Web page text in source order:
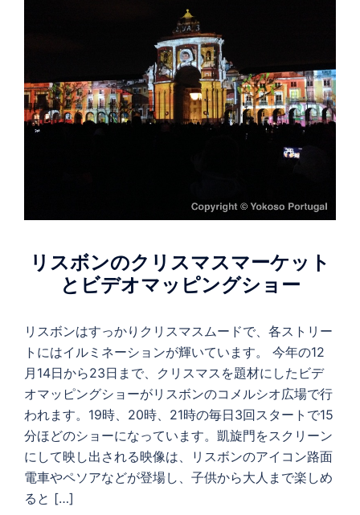
リスボンのクリスマスマーケット
とビデオマッピングショー
リスボンはすっかりクリスマスムードで、各ストリー
トにはイルミネーションが輝いています。 今年の12
月14日から23日まで、クリスマスを題材にしたビデ
オマッピングショーがリスボンのコメルシオ広場で行
われます。19時、20時、21時の毎日3回スタートで15
分ほどのショーになっています。凱旋門をスクリーン
にして映し出される映像は、リスボンのアイコン路面
電車やペソアなどが登場し、子供から大人まで楽しめ
ると […]